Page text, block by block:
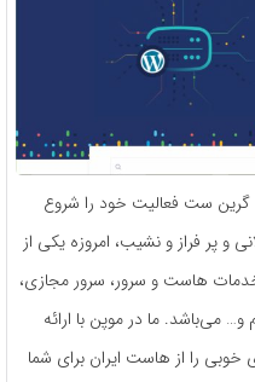
ابتدا از سال 1381 و با نام گرین ست فعالیت خود را شروع
و پر فراز و نشیب، امروزه یکی از
خدمات هاست و سرور، سرور مجازی،
می‌باشد. ما در موپن با ارائه
را از هاست ایران برای شما